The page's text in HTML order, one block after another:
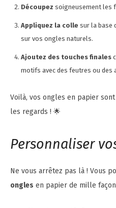
Découpez soigneusement les
Appliquez la colle sur la base
sur vos ongles naturels.
Ajoutez des touches finales
motifs avec des feutres ou des
Voilà, vos ongles en papier
les regards ! 🌟
Personnaliser
Ne vous arrêtez pas là ! Vous
ongles en papier de mille